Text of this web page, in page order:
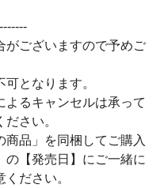
ございますので予めご
となります。
るキャンセルは承って
さい。
品」を同梱してご購入
の【発売日】にご一緒に
ださい。